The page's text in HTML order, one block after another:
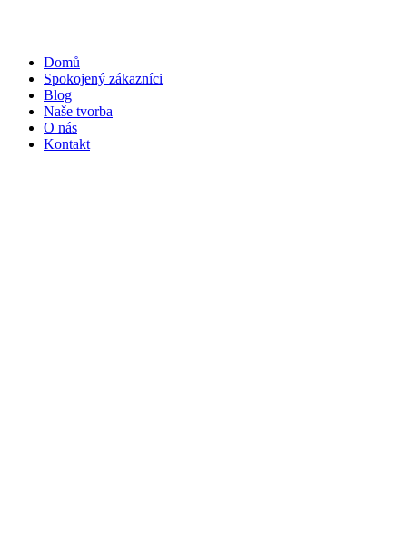
Domů
Spokojený zákazníci
Blog
Naše tvorba
O nás
Kontakt